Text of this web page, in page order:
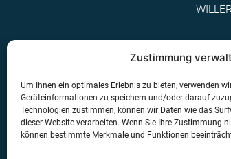
Zustimmung
Um Ihnen ein optimales Erlebnis zu bieten, verwenden
Geräteinformationen zu speichern und/oder darauf
Technologien zustimmen, können wir Daten wie das
dieser Website verarbeiten. Wenn Sie Ihre Zustimmung
können bestimmte Merkmale und Funktionen